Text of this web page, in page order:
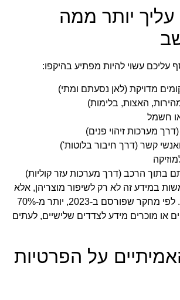
עליך יותר ממה
עליכם עשוי להיות מפתיע בהיקפו:
מדויקת (לאן נסעתם ומתי)
האצות, בלימות)
חשמל
מערכות זיהוי פנים)
קשר (דרך חיבור בלוטות')
בתוך הרכב (דרך מערכות עזר קוליות)
במידע זה לא רק לשיפור מוצריהן, אלא
גם למטרות שיווקיות. לפי מחקר שפורסם ב-2023, יותר מ-70%
או מוכרים מידע לצדדים שלישיים, לעתים
על הפרטיות